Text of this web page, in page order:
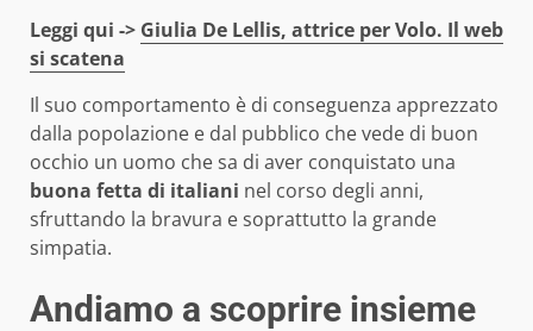
Leggi qui -> Giulia De Lellis, attrice per Volo. Il web
si scatena
Il suo comportamento è di conseguenza apprezzato
dalla popolazione e dal pubblico che vede di buon
occhio un uomo che sa di aver conquistato una
buona fetta di italiani nel corso degli anni,
sfruttando la bravura e soprattutto la grande
simpatia.
Andiamo a scoprire insieme